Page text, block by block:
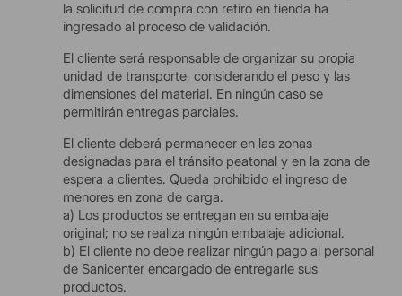
la solicitud de compra con retiro en tienda ha
ingresado al proceso de validación.
El cliente será responsable de organizar su propia
unidad de transporte, considerando el peso y las
dimensiones del material. En ningún caso se
permitirán entregas parciales.
El cliente deberá permanecer en las zonas
designadas para el tránsito peatonal y en la zona de
espera a clientes. Queda prohibido el ingreso de
menores en zona de carga.
a) Los productos se entregan en su embalaje
original; no se realiza ningún embalaje adicional.
b) El cliente no debe realizar ningún pago al personal
de Sanicenter encargado de entregarle sus
productos.